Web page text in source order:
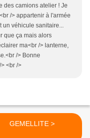
des camions atelier ! Je
/> appartenir à l'armée
un véhicule sanitaire...
que ça mais alors
ma<br /> lanterne,
/> Bonne
<br />
GEMELLITE >